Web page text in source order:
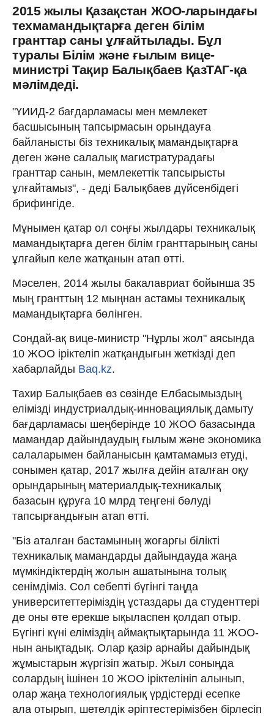
2015 жылы Қазақстан ЖОО-ларындағы
техмамандықтарға деген білім
гранттар саны ұлғайтылады. Бұл
туралы Білім және ғылым вице-
министрі Тақир Балықбаев ҚазТАГ-қа
мәлімдеді.
"ҮИИД-2 бағдарламасы мен мемлекет
басшысының тапсырмасын орындауға
байланысты біз техникалық мамандықтарға
деген және салалық магистратурадағы
гранттар санын, мемлекеттік тапсырысты
ұлғайтамыз", - деді Балықбаев дүйсенбідегі
брифингіде.
Мұнымен қатар ол соңғы жылдары техникалық
мамандықтарға деген білім гранттарының саны
ұлғайып келе жатқанын атап өтті.
Мәселен, 2014 жылы бакалавриат бойынша 35
мың гранттың 12 мыңнан астамы техникалық
мамандықтарға бөлінген.
Сондай-ақ вице-министр "Нұрлы жол" аясында
10 ЖОО іріктеліп жатқандығын жеткізді деп
хабарлайды Baq.kz.
Тахир Балықбаев өз сөзінде Елбасымыздың
елімізді индустриалдық-инновациялық дамыту
бағдарламасы шеңберінде 10 ЖОО базасында
мамандар дайындаудың ғылым жəне экономика
салаларымен байланысын қамтамамыз етуді,
сонымен қатар, 2017 жылға дейін аталған оқу
орындарының материалдық-техникалық
базасын құруға 10 млрд теңгені бөлуді
тапсырғандығын атап өтті.
"Біз аталған бастамының жоғарғы білікті
техникалық мамандарды дайындауда жаңа
мүмкіндіктердің жолын ашатынына толық
сенімдіміз. Сол себепті бүгінгі таңда
университеттеріміздің ұстаздары да студенттері
де оны өте ерекше ықыласпен қолдап отыр.
Бүгінгі күні еліміздің аймақтықтарында 11 ЖОО-
нын анықтадық. Олар қазір арнайы дайындық
жұмыстарын жүргізіп жатыр. Жыл соныңда
солардың ішінен 10 ЖОО іріктелініп алынып,
олар жаңа технологиялық үрдістерді есепке
ала отырып, шетелдік əріптестерімізбен бірлесіп